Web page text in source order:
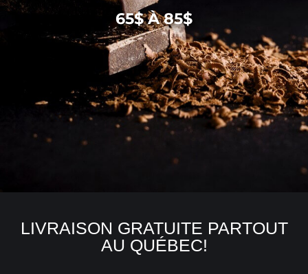
65$ À 85$
LIVRAISON GRATUITE PARTOUT
AU QUÉBEC!